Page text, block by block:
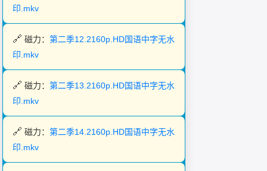
印.mkv
磁力：第二季12.2160p.HD国语中字无水
印.mkv
磁力：第二季13.2160p.HD国语中字无水
印.mkv
磁力：第二季14.2160p.HD国语中字无水
印.mkv